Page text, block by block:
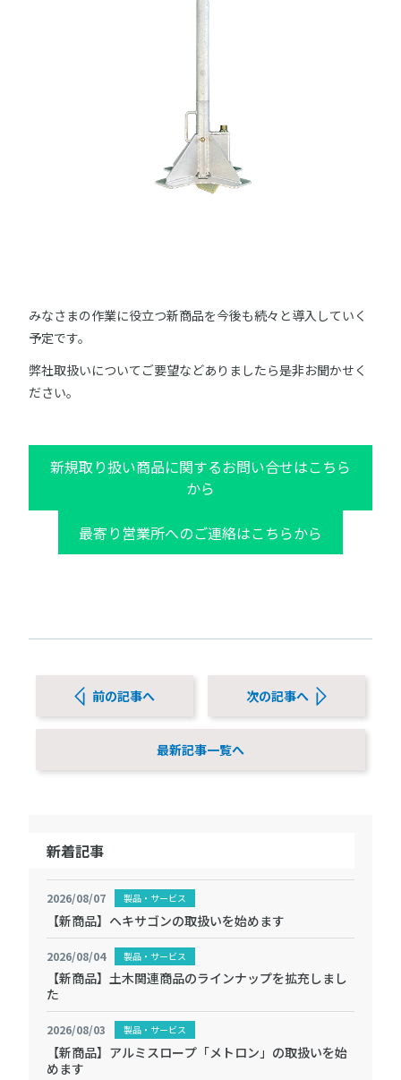
みなさまの作業に役立つ新商品を今後も続々と導入していく
予定です。
弊社取扱いについてご要望などありましたら是非お聞かせく
ださい。
新規取り扱い商品に関するお問い合せはこちら
から
最寄り営業所へのご連絡はこちらから
前の記事へ
最新記事一覧へ
次の記事へ
新着記事
2026/08/07 製品・サービス
【新商品】ヘキサゴンの取扱いを始めます
2026/08/04 製品・サービス
【新商品】土木関連商品のラインナップを拡充しまし
た
2026/08/03 製品・サービス
【新商品】アルミスロープ「メトロン」の取扱いを始
めます